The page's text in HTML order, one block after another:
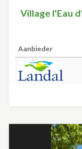
Village l'Eau
Aanbieder